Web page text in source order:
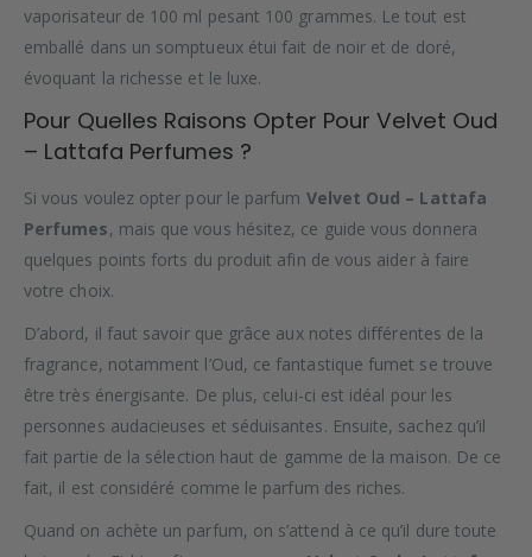
vaporisateur de 100 ml pesant 100 grammes. Le tout est
emballé dans un somptueux étui fait de noir et de doré,
évoquant la richesse et le luxe.
Pour Quelles Raisons Opter Pour Velvet Oud
– Lattafa Perfumes ?
Si vous voulez opter pour le parfum Velvet Oud – Lattafa
Perfumes, mais que vous hésitez, ce guide vous donnera
quelques points forts du produit afin de vous aider à faire
votre choix.
D’abord, il faut savoir que grâce aux notes différentes de la
fragrance, notamment l’Oud, ce fantastique fumet se trouve
être très énergisante. De plus, celui-ci est idéal pour les
personnes audacieuses et séduisantes. Ensuite, sachez qu’il
fait partie de la sélection haut de gamme de la maison. De ce
fait, il est considéré comme le parfum des riches.
Quand on achète un parfum, on s’attend à ce qu’il dure toute